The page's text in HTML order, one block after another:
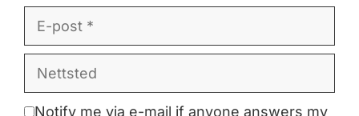
post
Notify me via e-mail if anyone answers my